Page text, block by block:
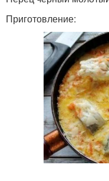
Приготовление: